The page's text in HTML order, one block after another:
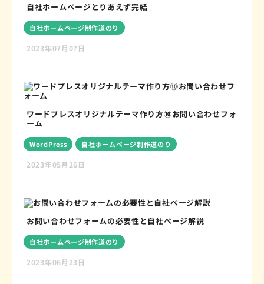
自社ホームぺージとりあえず完結
自社ホームページ制作道のり
2023年07月07日
ワードプレスオリジナルテーマ作り方⑩お問い合わせフォ
ーム
WordPress 自社ホームページ制作道のり
2023年05月26日
お問い合わせフォームの必要性と自社ぺージ解説
自社ホームページ制作道のり
2023年06月23日